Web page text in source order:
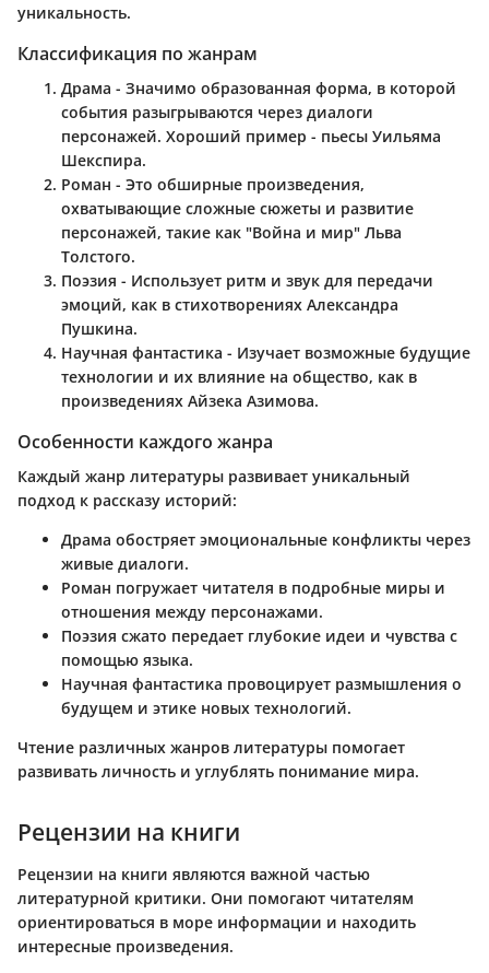
уникальность.
Классификация по жанрам
Драма - Значимо образованная форма, в которой
события разыгрываются через диалоги
персонажей. Хороший пример - пьесы Уильяма
Шекспира.
Роман - Это обширные произведения,
охватывающие сложные сюжеты и развитие
персонажей, такие как "Война и мир" Льва
Толстого.
Поэзия - Использует ритм и звук для передачи
эмоций, как в стихотворениях Александра
Пушкина.
Научная фантастика - Изучает возможные будущие
технологии и их влияние на общество, как в
произведениях Айзека Азимова.
Особенности каждого жанра
Каждый жанр литературы развивает уникальный
подход к рассказу историй:
Драма обостряет эмоциональные конфликты через
живые диалоги.
Роман погружает читателя в подробные миры и
отношения между персонажами.
Поэзия сжато передает глубокие идеи и чувства с
помощью языка.
Научная фантастика провоцирует размышления о
будущем и этике новых технологий.
Чтение различных жанров литературы помогает
развивать личность и углублять понимание мира.
Рецензии на книги
Рецензии на книги являются важной частью
литературной критики. Они помогают читателям
ориентироваться в море информации и находить
интересные произведения.